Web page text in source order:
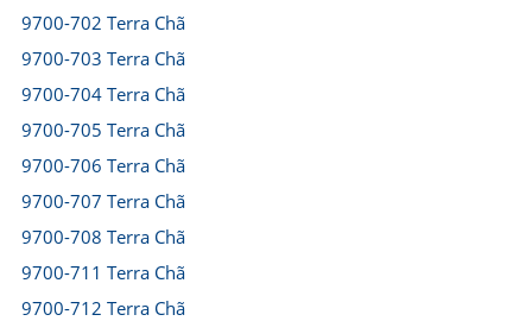
9700-702 Terra Chã
9700-703 Terra Chã
9700-704 Terra Chã
9700-705 Terra Chã
9700-706 Terra Chã
9700-707 Terra Chã
9700-708 Terra Chã
9700-711 Terra Chã
9700-712 Terra Chã